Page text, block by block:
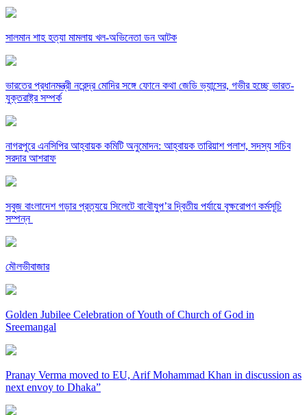
সালমান শাহ হত্যা মামলায় খল-অভিনেতা ডন আটক
ভারতের প্রধানমন্ত্রী নরেন্দ্র মোদির সঙ্গে ফোনে কথা জেডি ভ্যান্সের, গভীর হচ্ছে ভারত-
যুক্তরাষ্ট্র সম্পর্ক
নাগরপুরে এনসিপির আহ্বায়ক কমিটি অনুমোদন: আহ্বায়ক তারিয়াশ পলাশ, সদস্য সচিব
সরদার আশরাফ
সবুজ বাংলাদেশ গড়ার প্রত্যয়ে সিলেটে বাবৌযুপ’র দ্বিতীয় পর্যায়ে বৃক্ষরোপণ কর্মসূচি
সম্পন্ন
মৌলভীবাজার
Golden Jubilee Celebration of Youth of Church of God in
Sreemangal
Pranay Verma moved to EU, Arif Mohammad Khan in discussion as
next envoy to Dhaka”